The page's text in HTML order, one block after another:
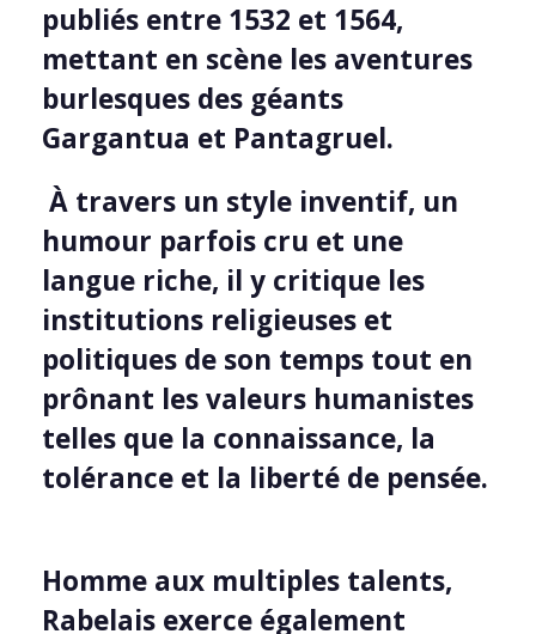
publiés entre 1532 et 1564,
mettant en scène les aventures
burlesques des géants
Gargantua et Pantagruel.
À travers un style inventif, un
humour parfois cru et une
langue riche, il y critique les
institutions religieuses et
politiques de son temps tout en
prônant les valeurs humanistes
telles que la connaissance, la
tolérance et la liberté de pensée.
Homme aux multiples talents,
Rabelais exerce également